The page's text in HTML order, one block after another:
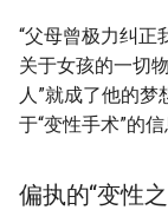
“父母曾极力纠正
关于女孩的一切
人”就成了他的
于“变性手术”的
偏执的“变性